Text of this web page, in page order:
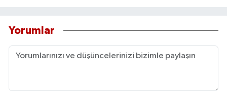
Yorumlar